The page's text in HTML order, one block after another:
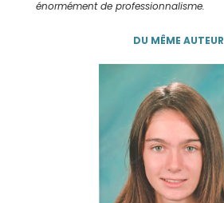
énormément de professionnalisme.
DU MÊME AUTEUR